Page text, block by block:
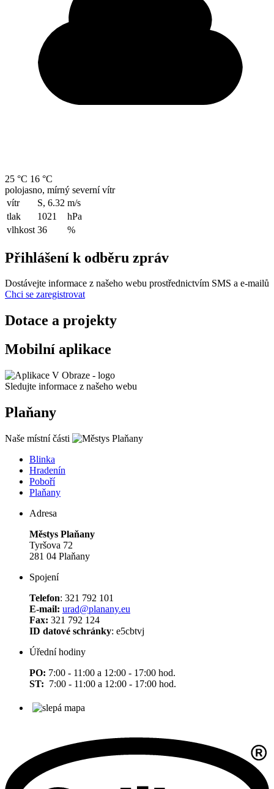
25 °C 16 °C
polojasno, mírný severní vítr
vítr
S, 6.32 m/s
tlak
1021
hPa
vlhkost 36 %
Přihlášení k odběru zpráv
Dostávejte informace z našeho webu prostřednictvím SMS a e-mailů
Chci se zaregistrovat
Dotace a projekty
Mobilní aplikace
Sledujte informace z našeho webu
Plaňany
Naše místní části
Blinka
Hradenín
Poboří
Plaňany
Adresa
Městys Plaňany
Tyršova 72
281 04 Plaňany
Spojení
Telefon: 321 792 101
E-mail: urad@planany.eu
Fax: 321 792 124
ID datové schránky: e5cbtvj
Úřední hodiny
PO: 7:00 - 11:00 a 12:00 - 17:00 hod.
ST: 7:00 - 11:00 a 12:00 - 17:00 hod.